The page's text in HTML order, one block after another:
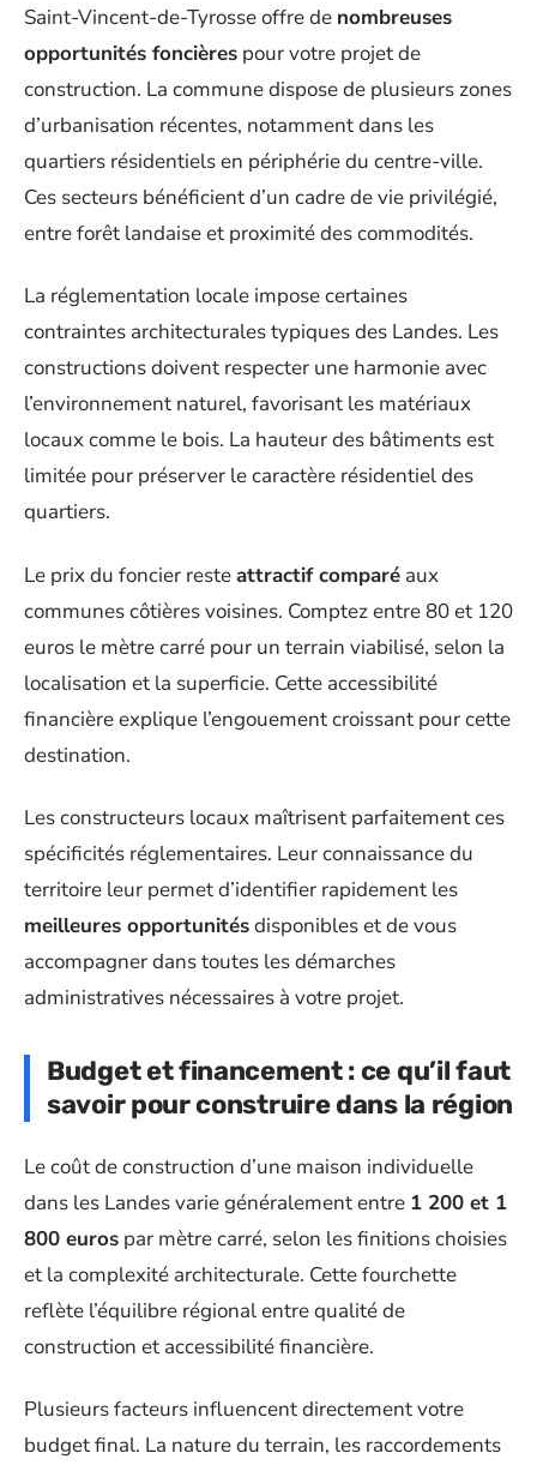
Saint-Vincent-de-Tyrosse offre de nombreuses
opportunités foncières pour votre projet de
construction. La commune dispose de plusieurs zones
d’urbanisation récentes, notamment dans les
quartiers résidentiels en périphérie du centre-ville.
Ces secteurs bénéficient d’un cadre de vie privilégié,
entre forêt landaise et proximité des commodités.
La réglementation locale impose certaines
contraintes architecturales typiques des Landes. Les
constructions doivent respecter une harmonie avec
l’environnement naturel, favorisant les matériaux
locaux comme le bois. La hauteur des bâtiments est
limitée pour préserver le caractère résidentiel des
quartiers.
Le prix du foncier resteattractif comparé aux
communes côtières voisines. Comptez entre 80 et 120
euros le mètre carré pour un terrain viabilisé, selon la
localisation et la superficie. Cette accessibilité
financière explique l’engouement croissant pour cette
destination.
Les constructeurs locaux maîtrisent parfaitement ces
spécificités réglementaires. Leur connaissance du
territoire leur permet d’identifier rapidement les
meilleures opportunitésdisponibles et de vous
accompagner dans toutes les démarches
administratives nécessaires à votre projet.
Budget et financement : ce qu’il faut
savoir pour construire dans la région
Le coût de construction d’une maison individuelle
dans les Landes varie généralement entre 1 200 et 1
800 euros par mètre carré, selon les finitions choisies
et la complexité architecturale. Cette fourchette
reflète l’équilibre régional entre qualité de
construction et accessibilité financière.
Plusieurs facteurs influencent directement votre
budget final. La nature du terrain, les raccordements